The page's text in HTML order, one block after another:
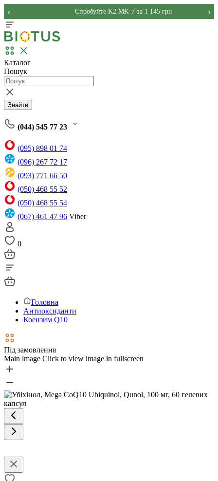
Спробуйте K2 MK-7 за 1 145 грн
‹ ›
Каталог
Пошук
Знайти
(044) 545 77 23
(095) 898 01 74
(096) 267 72 17
(093) 771 66 50
(050) 468 55 52
(050) 468 55 54
(067) 461 47 96 Viber
0
Головна
Антиоксиданти
Коензим Q10
Під замовлення
Main image Click to view image in fullscreen